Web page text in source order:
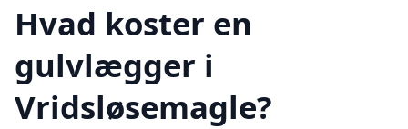
Hvad koster en
gulvlægger i
Vridsløsemagle?